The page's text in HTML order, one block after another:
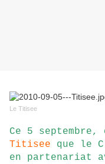
Le Titisee
Ce 5
Titisee que le
en partenariat